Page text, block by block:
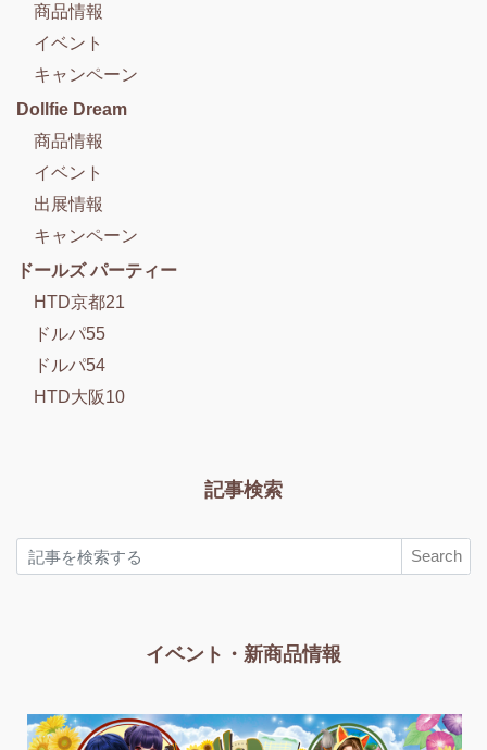
商品情報
イベント
キャンペーン
Dollfie Dream
商品情報
イベント
出展情報
キャンペーン
ドールズ パーティー
HTD京都21
ドルパ55
ドルパ54
HTD大阪10
記事検索
Search
イベント・新商品情報